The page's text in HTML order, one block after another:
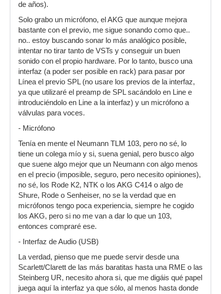
de años).
Solo grabo un micrófono, el AKG que aunque mejora
bastante con el previo, me sigue sonando como que..
no.. estoy buscando sonar lo más analógico posible,
intentar no tirar tanto de VSTs y conseguir un buen
sonido con el propio hardware. Por lo tanto, busco una
interfaz (a poder ser posible en rack) para pasar por
Línea el previo SPL (no usare los previos de la interfaz,
ya que utilizaré el preamp de SPL sacándolo en Line e
introduciéndolo en Line a la interfaz) y un micrófono a
válvulas para voces.
- Micrófono
Tenía en mente el Neumann TLM 103, pero no sé, lo
tiene un colega mío y si, suena genial, pero busco algo
que suene algo mejor que un Neumann con algo menos
en el precio (imposible, seguro, pero necesito opiniones),
no sé, los Rode K2, NTK o los AKG C414 o algo de
Shure, Rode o Senheiser, no se la verdad que en
micrófonos tengo poca experiencia, siempre he cogido
los AKG, pero si no me van a dar lo que un 103,
entonces compraré ese.
- Interfaz de Audio (USB)
La verdad, pienso que me puede servir desde una
Scarlett/Clarett de las más baratitas hasta una RME o las
Steinberg UR, necesito ahora si, que me digáis qué papel
juega aquí la interfaz ya que sólo, al menos hasta donde